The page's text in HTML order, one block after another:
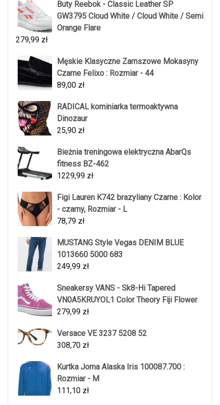
Buty Reebok - Classic Leather SP
GW3795 Cloud White / Cloud White / Semi
Orange Flare
279,99 zł
Męskie Klasyczne Zamszowe Mokasyny
Czarne Felixo : Rozmiar - 44
89,00 zł
RADICAL kominiarka termoaktywna
Dinozaur
25,90 zł
Bieżnia treningowa elektryczna AbarQs
fitness BZ-462
1229,99 zł
Figi Lauren K742 brazyliany Czarne : Kolor
- czarny, Rozmiar - L
78,79 zł
MUSTANG Style Vegas DENIM BLUE
1013660 5000 683
249,99 zł
Sneakersy VANS - Sk8-Hi Tapered
VN0A5KRUYOL1 Color Theory Fiji Flower
279,99 zł
Versace VE 3237 5208 52
308,70 zł
Kurtka Joma Alaska Iris 100087.700 :
Rozmiar - M
111,10 zł